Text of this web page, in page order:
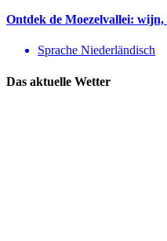
Ontdek de Moezelvallei:
Sprache Niederländisch
Das aktuelle Wetter